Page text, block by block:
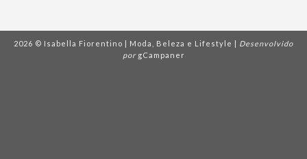
2026 © Isabella Fiorentino | Moda, Beleza e Lifestyle | Desenvolvido
por gCampaner